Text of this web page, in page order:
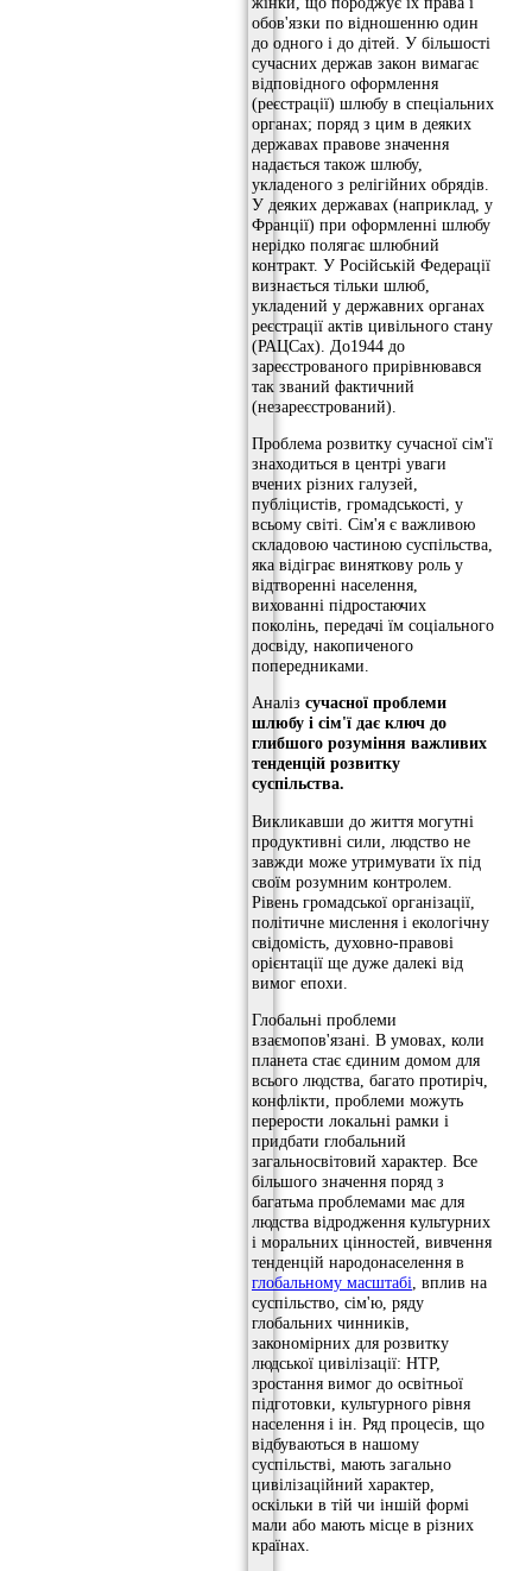
обов'язки по відношенню один
до одного і до дітей. У більшості
сучасних держав закон вимагає
відповідного оформлення
(реєстрації) шлюбу в спеціальних
органах; поряд з цим в деяких
державах правове значення
надається також шлюбу,
укладеного з релігійних обрядів.
У деяких державах (наприклад, у
Франції) при оформленні шлюбу
нерідко полягає шлюбний
контракт. У Російській Федерації
визнається тільки шлюб,
укладений у державних органах
реєстрації актів цивільного стану
(РАЦСах). До1944 до
зареєстрованого прирівнювався
так званий фактичний
(незареєстрований).
Проблема розвитку сучасної сім'ї
знаходиться в центрі уваги
вчених різних галузей,
публіцистів, громадськості, у
всьому світі. Сім'я є важливою
складовою частиною суспільства,
яка відіграє виняткову роль у
відтворенні населення,
вихованні підростаючих
поколінь, передачі їм соціального
досвіду, накопиченого
попередниками.
Аналіз сучасної проблеми
шлюбу і сім'ї дає ключ до
глибшого розуміння важливих
тенденцій розвитку
суспільства.
Викликавши до життя могутні
продуктивні сили, людство не
завжди може утримувати їх під
своїм розумним контролем.
Рівень громадської організації,
політичне мислення і екологічну
свідомість, духовно-правові
орієнтації ще дуже далекі від
вимог епохи.
Глобальні проблеми
взаємопов'язані. В умовах, коли
планета стає єдиним домом для
всього людства, багато протиріч,
конфлікти, проблеми можуть
перерости локальні рамки і
придбати глобальний
загальносвітовий характер. Все
більшого значення поряд з
багатьма проблемами має для
людства відродження культурних
і моральних цінностей, вивчення
тенденцій народонаселення в
глобальному масштабі , вплив на
суспільство, сім'ю, ряду
глобальних чинників,
закономірних для розвитку
людської цивілізації: НТР,
зростання вимог до освітньої
підготовки, культурного рівня
населення і ін. Ряд процесів, що
відбуваються в нашому
суспільстві, мають загально
цивілізаційний характер,
оскільки в тій чи іншій формі
мали або мають місце в різних
країнах.